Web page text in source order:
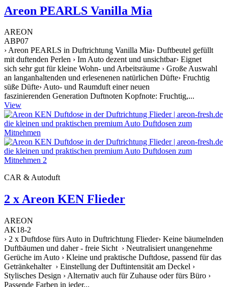
Areon PEARLS Vanilla Mia
AREON
ABP07
› Areon PEARLS in Duftrichtung Vanilla Mia› Duftbeutel gefüllt
mit duftenden Perlen › Im Auto dezent und unsichtbar› Eignet
sich sehr gut für kleine Wohn- und Arbeitsräume › Große Auswahl
an langanhaltenden und erlesenenen natürlichen Düfte› Fruchtig
süße Düfte› Auto- und Raumduft einer neuen
faszinierenden Generation Duftnoten Kopfnote: Fruchtig,...
View
CAR & Autoduft
2 x Areon KEN Flieder
AREON
AK18-2
› 2 x Duftdose fürs Auto in Duftrichtung Flieder› Keine bäumelnden
Duftbäumen und daher - freie Sicht › Neutralisiert unangenehme
Gerüche im Auto › Kleine und praktische Duftdose, passend für das
Getränkehalter › Einstellung der Duftintensität am Deckel ›
Stylisches Design › Alternativ auch für Zuhause oder fürs Büro ›
Passende Farben in jeder...